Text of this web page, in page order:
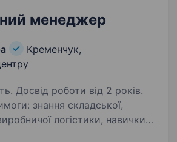
менеджер
Кременчук,
Досвід роботи від 2 років.
логістики, навички